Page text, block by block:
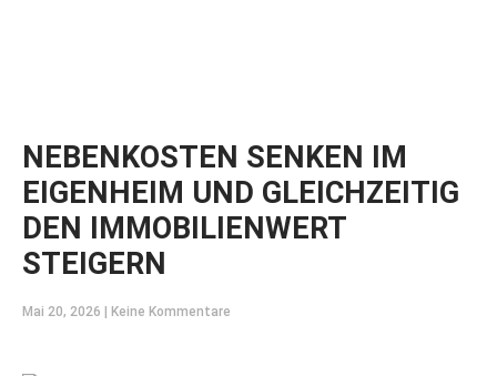
NEBENKOSTEN SENKEN IM
EIGENHEIM UND GLEICHZEITIG
DEN IMMOBILIENWERT
STEIGERN
Mai 20, 2026 Keine Kommentare